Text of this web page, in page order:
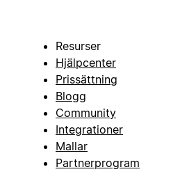
Resurser
Hjälpcenter
Prissättning
Blogg
Community
Integrationer
Mallar
Partnerprogram